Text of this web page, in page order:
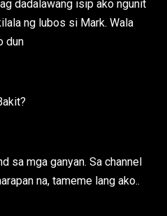
dadalawang isip ako ngunit
ng lubos si Mark. Wala
dun
sa mga ganyan. Sa channel
na, tameme lang ako..